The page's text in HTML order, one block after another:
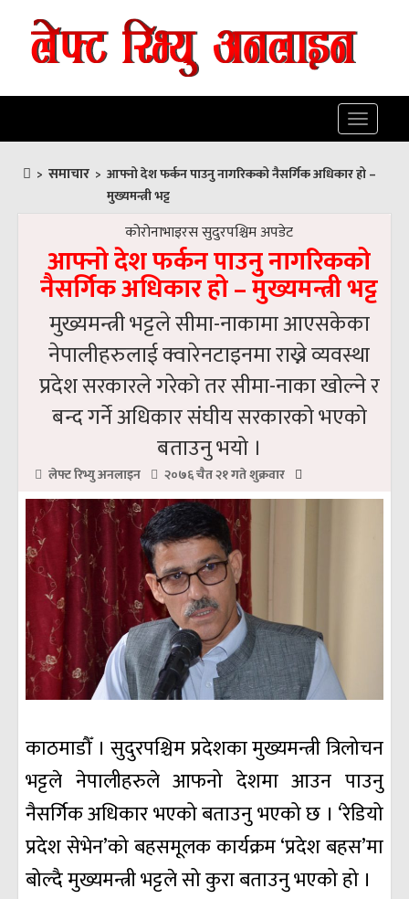
Toggle
> समाचार > आफ्नो देश फर्कन पाउनु नागरिकको नैसर्गिक अधिकार हो –
मुख्यमन्त्री भट्ट
कोरोनाभाइरस सुदुरपश्चिम अपडेट
आफ्नो देश फर्कन पाउनु नागरिकको
नैसर्गिक अधिकार हो – मुख्यमन्त्री भट्ट
मुख्यमन्त्री भट्टले सीमा-नाकामा आएसकेका
नेपालीहरुलाई क्वारेनटाइनमा राख्ने व्यवस्था
प्रदेश सरकारले गरेको तर सीमा-नाका खोल्ने र
बन्द गर्ने अधिकार संघीय सरकारको भएको
बताउनु भयो ।
लेफ्ट रिभ्यु अनलाइन २०७६ चैत २१ गते शुक्रवार
काठमाडौँ । सुदुरपश्चिम प्रदेशका मुख्यमन्त्री त्रिलोचन
भट्टले नेपालीहरुले आफनो देशमा आउन पाउनु
नैसर्गिक अधिकार भएको बताउनु भएको छ । ‘रेडियो
प्रदेश सेभेन’को बहसमूलक कार्यक्रम ‘प्रदेश बहस’मा
बोल्दै मुख्यमन्त्री भट्टले सो कुरा बताउनु भएको हो ।